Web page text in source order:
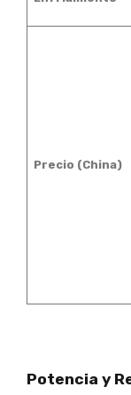
Precio (China)
Potencia y